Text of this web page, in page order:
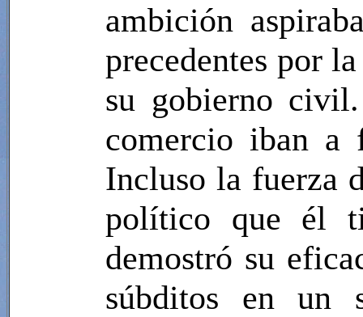
ambición
precedentes por
su gobierno
comercio iban a
Incluso la fuerza
político que él
demostró su
súbditos en un